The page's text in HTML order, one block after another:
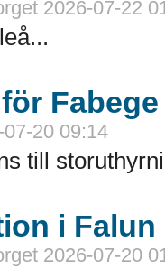
2026-07-22
Fabege
20 09:14
till
2026-07-20